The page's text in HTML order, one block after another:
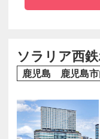
ソラリア西
鹿児島 鹿児島市